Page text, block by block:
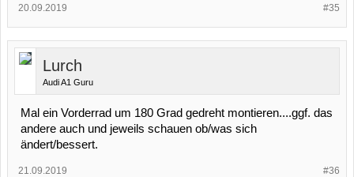
#35
20.09.2019
Lurch
Audi A1 Guru
Mal ein Vorderrad um 180 Grad gedreht montieren....ggf. das
andere auch und jeweils schauen ob/was sich
ändert/bessert.
#36
21.09.2019